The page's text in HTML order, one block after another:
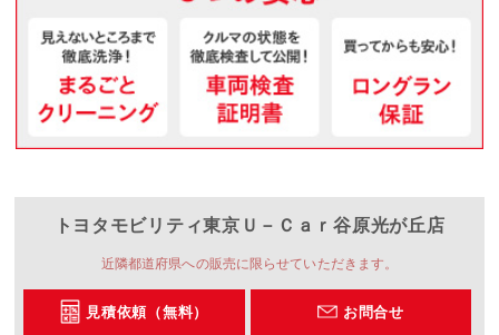
トヨタモビリティ東京 Ｕ－Ｃａｒ谷原光が丘店
近隣都道府県への販売に限らせていただきます。
見積依頼（無料） お問合せ